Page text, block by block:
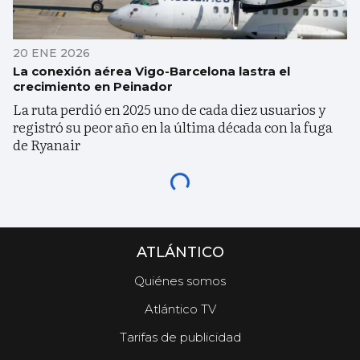
20 ENE 2026
La conexión aérea Vigo-Barcelona lastra el
crecimiento en Peinador
La ruta perdió en 2025 uno de cada diez usuarios y
registró su peor año en la última década con la fuga
de Ryanair
ATLÁNTICO
Quiénes somos
Atlántico TV
Tarifas de publicidad